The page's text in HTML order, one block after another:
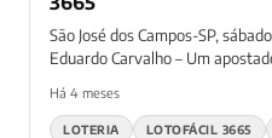
São José dos Campos-SP,
Eduardo Carvalho – Um
Há 4 meses
LOTERIA LOTOFÁCIL 3665